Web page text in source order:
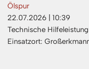
Ölspur
22.07.2026
10:39
Technische Hilfeleistung
Einsatzort: